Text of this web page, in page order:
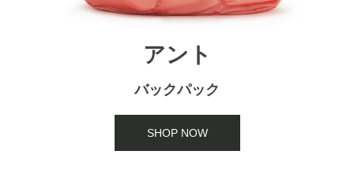
アント
バックパック
SHOP NOW